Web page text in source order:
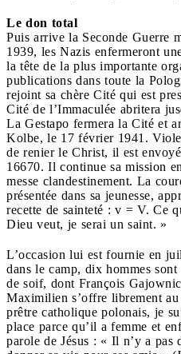
Le don total
Puis arrive la Seconde Guerre
1939, les Nazis enfermeront
la tête de la plus importante
publications dans toute la
rejoint sa chère Cité qui est
Cité de l’Immaculée abritera
La Gestapo fermera la Cité et
Kolbe, le 17 février 1941.
de renier le Christ, il est
16670. Il continue sa mission
messe clandestinement. La
présentée dans sa jeunesse,
recette de sainteté : v = V. Ce
Dieu veut, je serai un saint. »
L’occasion lui est fournie en
dans le camp, dix hommes
de soif, dont François
Maximilien s’offre librement
prêtre catholique polonais, je
place parce qu’il a femme et
parole de Jésus : « Il n’y a pas